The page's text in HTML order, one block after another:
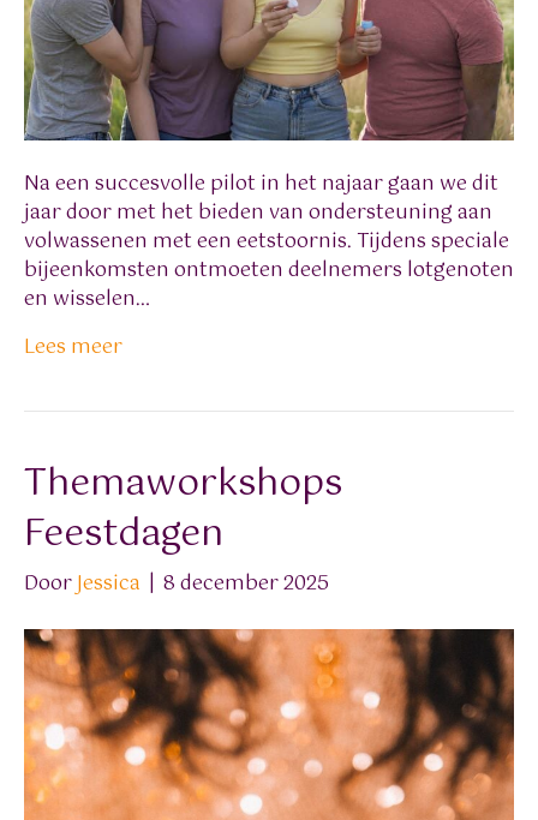
Na een succesvolle pilot in het najaar gaan we dit
jaar door met het bieden van ondersteuning aan
volwassenen met een eetstoornis. Tijdens speciale
bijeenkomsten ontmoeten deelnemers lotgenoten
en wisselen…
Lees meer
Themaworkshops
Feestdagen
DoorJessica | 8 december 2025